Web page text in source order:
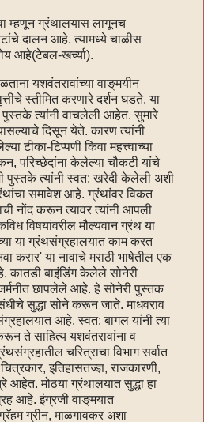
म्हणून ग्रंथालयास लागूनच
दालन आहे. त्यामध्ये चाळीस
आहे(टेबल-खर्च्या).
यशवंतरावांच्या वाङ्‌मयीन
स्तीमित करणारे दर्शन घडते. या
त्यांनी वाचलेली आहेत. सुमारे
दिसून येते. कारण त्यांनी
टीका-टिप्पणी किंवा महत्त्वाच्या
परिच्छेदांना केलेल्या चौकटी यांचे
पुस्तके त्यांनी स्वत: खरेदी केलेली अशी
समावेश आहे. ग्रंथांवर विकत
नोंद करून त्यावर त्यांनी आपली
विषयांवरील मौल्यवान ग्रंथ या
या ग्रंथसंग्रहालयात काम करत
या नावाचे मराठी भाषेतील एक
कातडी बाइंडिंग केलेले सोनेरी
छापलेले आहे. हे सोनेरी पुस्तक
सुद्धा सोने करून जाते. माधवराव
आहे. स्वत: बागल यांनी त्या
ते साहित्य यशवंतरावांना व
चरित्राचा विभाग सर्वात
इतिहासतज्ज्ञ, राजकारणी,
आहेत. मोठया ग्रंथालयात सुद्धा हा
आहे. इंग्रजी वाङ्‌मयात
ग्रीन, माळगावकर अशा